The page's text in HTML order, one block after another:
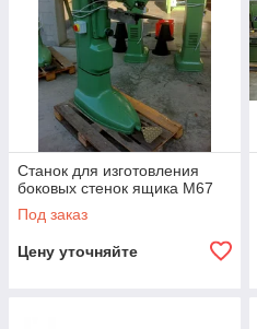
Станок для изготовления
боковых стенок ящика M67
Под заказ
Цену уточняйте